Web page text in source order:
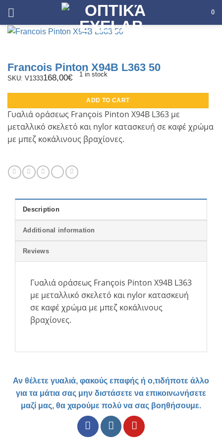
content
0
Francois Pinton X94B L363 50
SKU: V1333168,00€ 1 in stock
ADD TO CART
Γυαλιά οράσεως François Pinton X94B L363 με
μεταλλικό σκελετό και nylor κατασκευή σε καφέ χρώμα
με μπεζ κοκάλινους βραχίονες.
Description
Additional information
Reviews
Γυαλιά οράσεως François Pinton X94B L363
με μεταλλικό σκελετό και nylor κατασκευή
σε καφέ χρώμα με μπεζ κοκάλινους
βραχίονες.
Αν θέλετε γυαλιά, φακούς επαφής ή ο,τιδήποτε άλλο
για τα μάτια σας μην διστάσετε να επικοινωνήσετε
μαζί μας, θα χαρούμε πολύ να σας βοηθήσουμε.